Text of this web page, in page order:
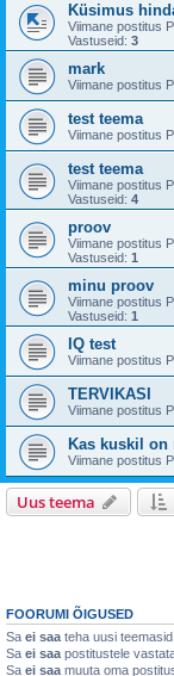
Küsimus
Viimane postitus
Vastuseid: 3
mark
Viimane postitus
test teema
Viimane postitus
test teema
Viimane postitus
Vastuseid: 4
proov
Viimane postitus
Vastuseid: 1
minu proov
Viimane postitus
Vastuseid: 1
IQ test
Viimane postitus
TERVIKASI
Viimane postitus
Kas kuskil on
Viimane postitus
Uus teema
FOORUMI ÕIGUSED
Sa ei saa teha uusi
Sa ei saa postitustele
Sa ei saa muuta oma